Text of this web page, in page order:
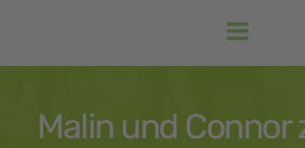
Malin und Connor